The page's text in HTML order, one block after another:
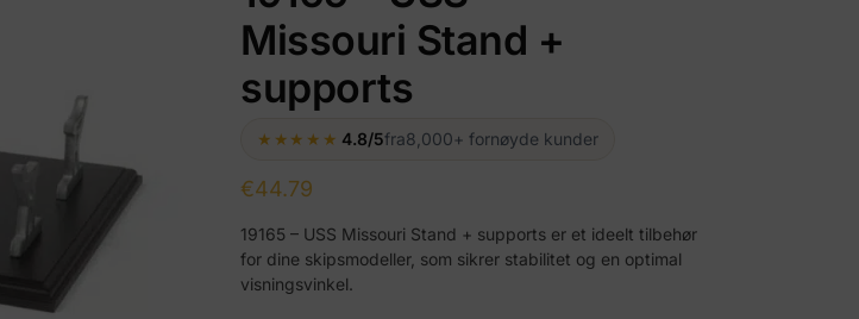
Missouri Stand +
supports
★★★★★ 4.8/5fra8,000+ fornøyde kunder
€44.79
19165 – USS Missouri Stand + supports er et ideelt tilbehør
for dine skipsmodeller, som sikrer stabilitet og en optimal
visningsvinkel.